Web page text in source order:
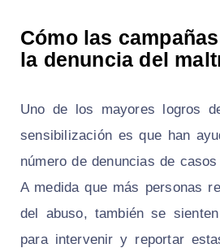
Cómo las
la denuncia del
Uno de los mayores logros
sensibilización es que han
número de denuncias de
A medida que más personas
del abuso, también se
para intervenir y reportar